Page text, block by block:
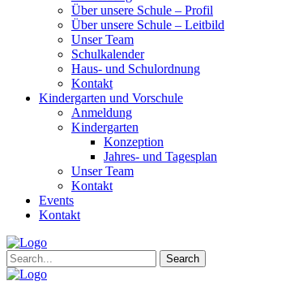
Über unsere Schule – Profil
Über unsere Schule – Leitbild
Unser Team
Schulkalender
Haus- und Schulordnung
Kontakt
Kindergarten und Vorschule
Anmeldung
Kindergarten
Konzeption
Jahres- und Tagesplan
Unser Team
Kontakt
Events
Kontakt
Search